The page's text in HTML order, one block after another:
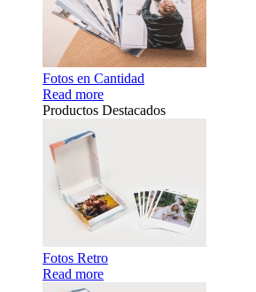
Fotos en Cantidad
Read more
Productos Destacados
Fotos Retro
Read more